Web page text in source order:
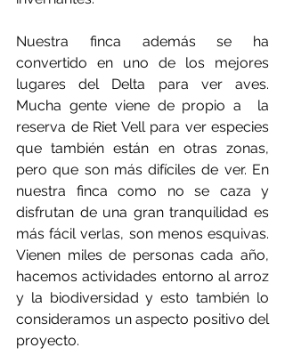
Nuestra finca además se ha
convertido en uno de los mejores
lugares del Delta para ver aves.
Mucha gente viene de propio a  la
reserva de Riet Vell para ver especies
que también están en otras zonas,
pero que son más difíciles de ver. En
nuestra finca como no se caza y
disfrutan de una gran tranquilidad es
más fácil verlas, son menos esquivas.
Vienen miles de personas cada año,
hacemos actividades entorno al arroz
y la biodiversidad y esto también lo
consideramos un aspecto positivo del
proyecto.